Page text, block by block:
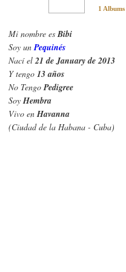
1 Albums
Mi nombre esBibi
Soy unPequinés
Nací el21 de January de 2013
Y tengo 13 años
No TengoPedigree
SoyHembra
Vivo enHavanna
(Ciudad de la Habana - Cuba)